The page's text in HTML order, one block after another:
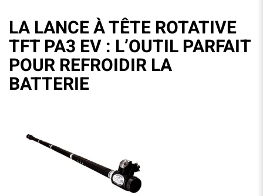
LA LANCE À TÊTE ROTATIVE
TFT PA3 EV : L’OUTIL PARFAIT
POUR REFROIDIR LA
BATTERIE